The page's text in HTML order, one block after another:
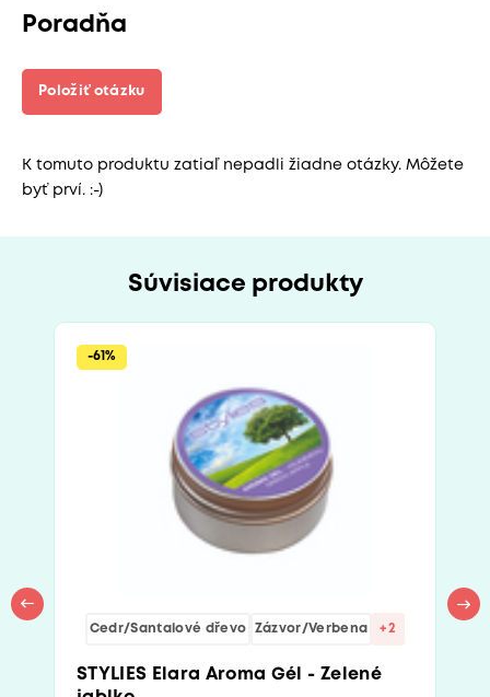
Poradňa
Položiť otázku
K tomuto produktu zatiaľ nepadli žiadne otázky. Môžete
byť prví. :-)
Súvisiace produkty
-61%
Cedr/Santalové dřevo Zázvor/Verbena +2
STYLIES Elara Aroma Gél - Zelené